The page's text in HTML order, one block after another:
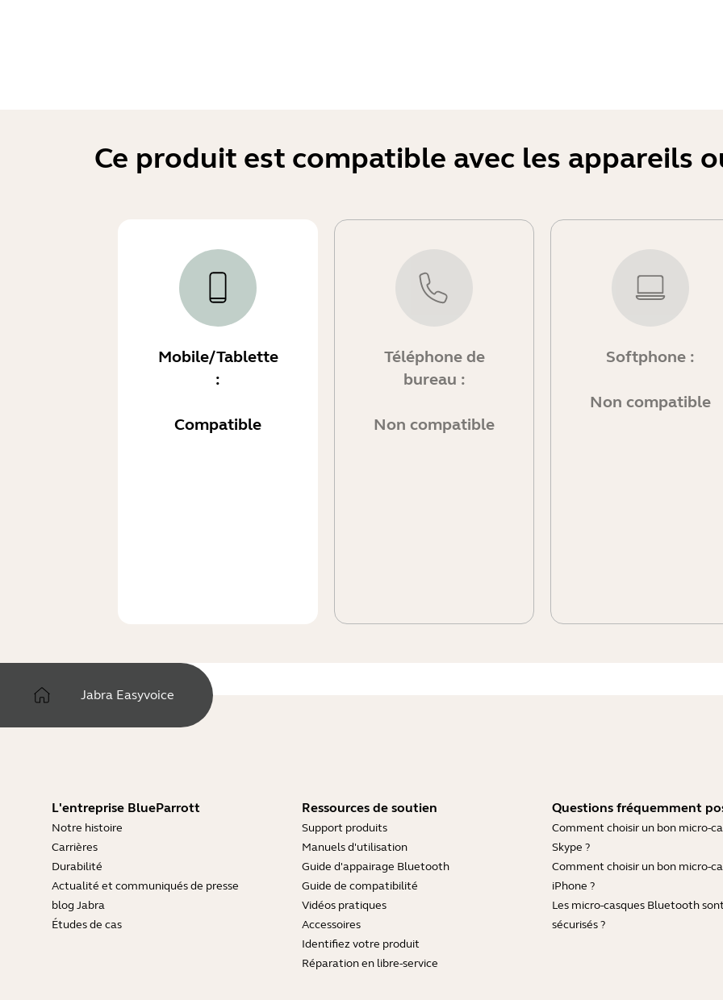
Ce produit est compatible avec les appareils
Mobile/Tablette
:
Compatible
Téléphone de
bureau :
Non compatible
Softphone :
Non compatible
Jabra Easyvoice
L'entreprise BlueParrott
Notre histoire
Carrières
Durabilité
Actualité et communiqués de presse
blog Jabra
Études de cas
Ressources de soutien
Support produits
Manuels d'utilisation
Guide d'appairage Bluetooth
Guide de compatibilité
Vidéos pratiques
Accessoires
Identifiez votre produit
Réparation en libre-service
Questions fréquemment
Comment choisir un bon micro-
Skype ?
Comment choisir un bon micro-
iPhone ?
Les micro-casques Bluetooth
sécurisés ?